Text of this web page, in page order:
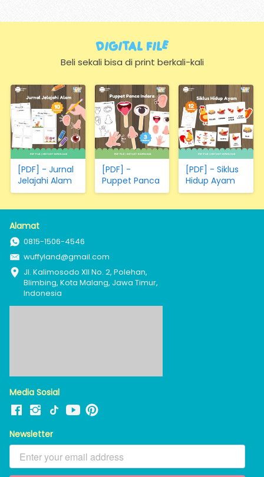
(Hanya
Kertas)
Digital FIle
Beli sekali bisa di print berkali-kali
[PDF] - Jurnal
Jelajahi Alam
[PDF] -
Puppet Panca
Indera
[PDF] - Siklus
Hidup Ayam
Alamat
0815-1506-4546
wuffyland@gmail.com
Jl. Kalimosodo XII No. 2, Polehan,
Blimbing, Kota Malang, Jawa Timur,
Indonesia
Media Sosial
Newsletter